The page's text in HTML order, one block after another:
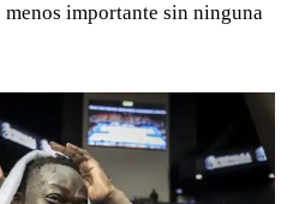
importante sin ninguna